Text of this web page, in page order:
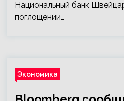
Национальный банк
поглощении…
Экономика